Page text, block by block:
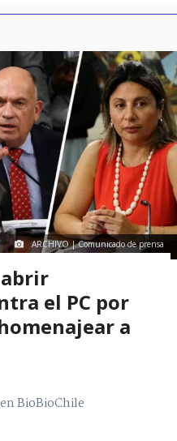
ARCHIVO | Comunicado de prensa
abrir
el PC por
a
BioBioChile